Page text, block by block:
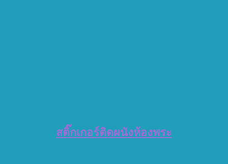
สติ๊กเกอร์ติดผนังห้องพระ